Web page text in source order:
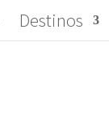
Destinos